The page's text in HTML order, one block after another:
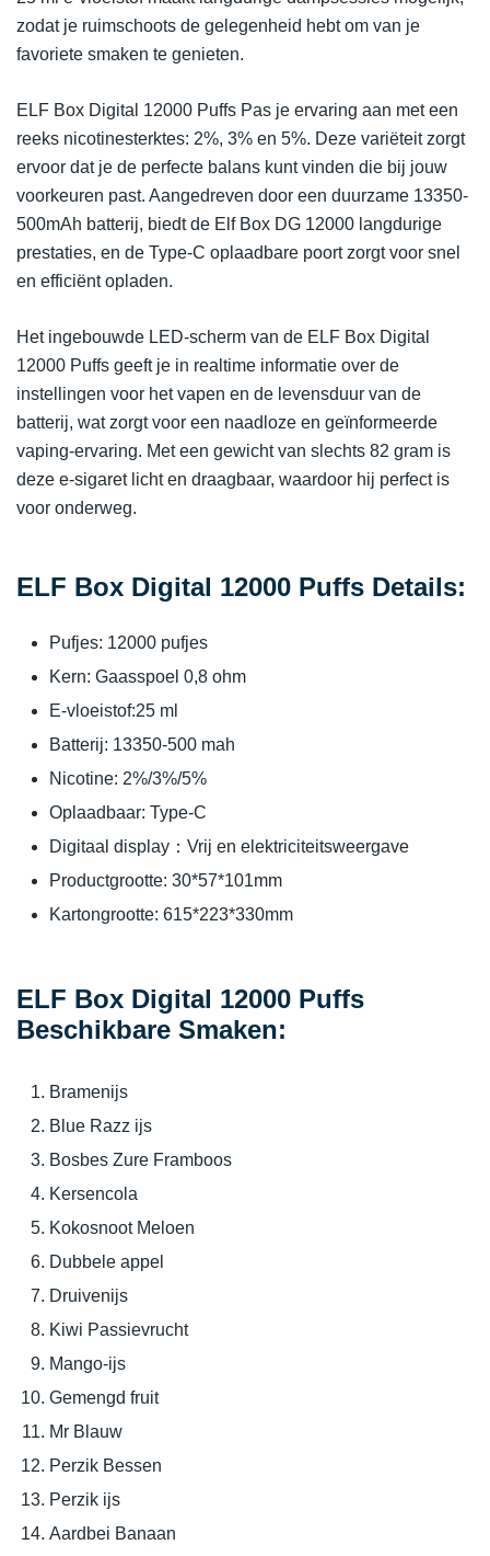
zodat je ruimschoots de gelegenheid hebt om van je
favoriete smaken te genieten.
ELF Box Digital 12000 Puffs Pas je ervaring aan met een
reeks nicotinesterktes: 2%, 3% en 5%. Deze variëteit zorgt
ervoor dat je de perfecte balans kunt vinden die bij jouw
voorkeuren past. Aangedreven door een duurzame 13350-
500mAh batterij, biedt de Elf Box DG 12000 langdurige
prestaties, en de Type-C oplaadbare poort zorgt voor snel
en efficiënt opladen.
Het ingebouwde LED-scherm van de ELF Box Digital
12000 Puffs geeft je in realtime informatie over de
instellingen voor het vapen en de levensduur van de
batterij, wat zorgt voor een naadloze en geïnformeerde
vaping-ervaring. Met een gewicht van slechts 82 gram is
deze e-sigaret licht en draagbaar, waardoor hij perfect is
voor onderweg.
ELF Box Digital 12000 Puffs Details:
Pufjes: 12000 pufjes
Kern: Gaasspoel 0,8 ohm
E-vloeistof:25 ml
Batterij: 13350-500 mah
Nicotine: 2%/3%/5%
Oplaadbaar: Type-C
Digitaal display：Vrij en elektriciteitsweergave
Productgrootte: 30*57*101mm
Kartongrootte: 615*223*330mm
ELF Box Digital 12000 Puffs
Beschikbare Smaken:
Bramenijs
Blue Razz ijs
Bosbes Zure Framboos
Kersencola
Kokosnoot Meloen
Dubbele appel
Druivenijs
Kiwi Passievrucht
Mango-ijs
Gemengd fruit
Mr Blauw
Perzik Bessen
Perzik ijs
Aardbei Banaan